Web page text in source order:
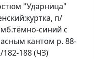
"Ударница"
п/
синий с
кантом р. 88-
182-188 (ЧЗ)